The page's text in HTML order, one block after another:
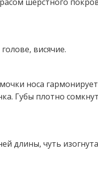
висячие.
носа
Губы плотно
длины, чуть